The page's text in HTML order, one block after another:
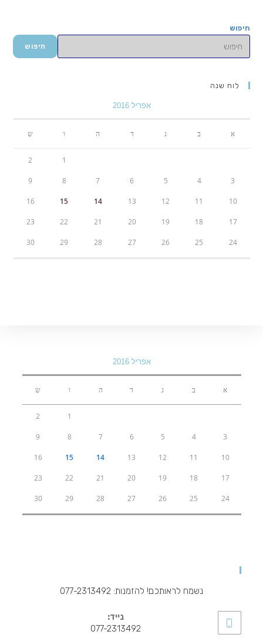
חיפוש
חיפוש
לוח שנה
אפריל 2016
א ב ג ד ה ו ש
1
2
3
4
5
6
7
8
9
10
11
12
13
14
15
16
17
18
19
20
21
22
23
24
25
26
27
28
29
30
אפריל 2016
א ב ג ד ה ו ש
1
2
3
4
5
6
7
8
9
10
11
12
13
14
15
16
17
18
19
20
21
22
23
24
25
26
27
28
29
30
נשמח לראותכם! להזמנות: 077-2313492
נייד:
077-2313492